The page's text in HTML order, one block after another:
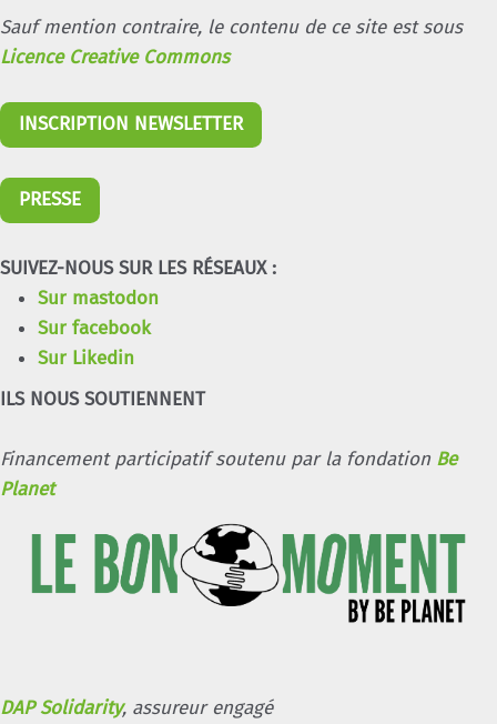
Sauf mention contraire, le contenu de ce site est sous
Licence Creative Commons
INSCRIPTION NEWSLETTER
PRESSE
SUIVEZ-NOUS SUR LES RÉSEAUX :
Sur mastodon
Sur facebook
Sur Likedin
ILS NOUS SOUTIENNENT
Financement participatif soutenu par la fondation Be
Planet
DAP Solidarity, assureur engagé